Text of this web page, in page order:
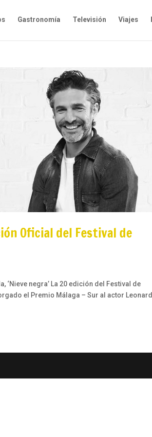
Gastronomía Televisión Viajes
Oficial del Festival de
negra’ La 20 edición del Festival de
el Premio Málaga – Sur al actor